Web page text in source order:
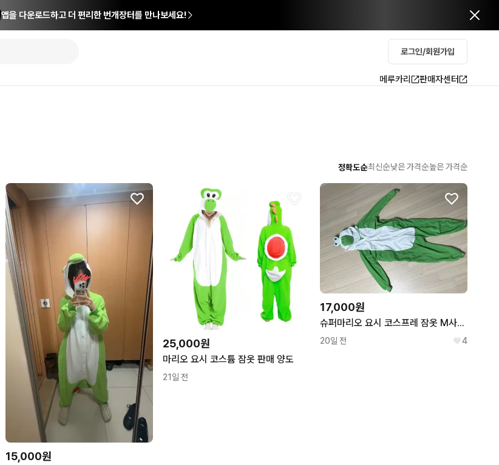
앱을 다운로드하고 더 편리한 번개장터를 만나보세요!
로그인/회원가입
메루카리 판매자센터
정확도순최신순낮은 가격순높은 가격순
15,000원
25,000원
마리오 요시 코스튬 잠옷 판매 양도
21일 전
17,000원
슈퍼마리오 요시 코스프레 잠옷 M사이즈 판매
20일 전 4